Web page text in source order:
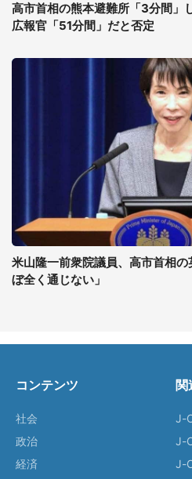
高市首相の熊本避難所「3分間」
広報官「51分間」だと否定
米山隆一前衆院議員、高市首相
ぼ全く通じない」
コンテンツ
社会
政治
経済
関
J-
J-
J-